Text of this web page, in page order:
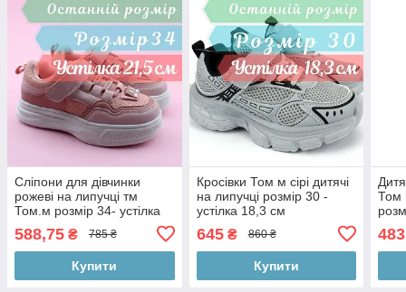
Сліпони для дівчинки
рожеві на липучці тм
Том.м розмір 34- устілка
588,75 ₴ 785 ₴
Купити
Кросівки Том м сірі дитячі
на липучці розмір 30 -
устілка 18,3 см
645₴ 860 ₴
Купити
Том